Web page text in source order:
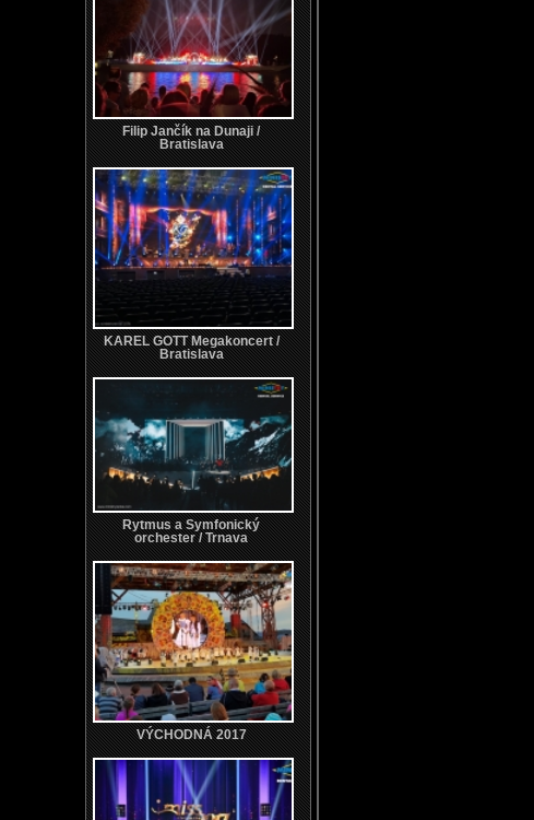
Filip Jančík na Dunaji /
Bratislava
KAREL GOTT Megakoncert /
Bratislava
Rytmus a Symfonický
orchester / Trnava
VÝCHODNÁ 2017